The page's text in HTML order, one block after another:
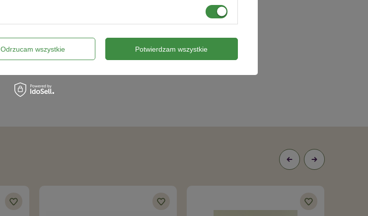
Odrzucam wszystkie Potwierdzam wszystkie